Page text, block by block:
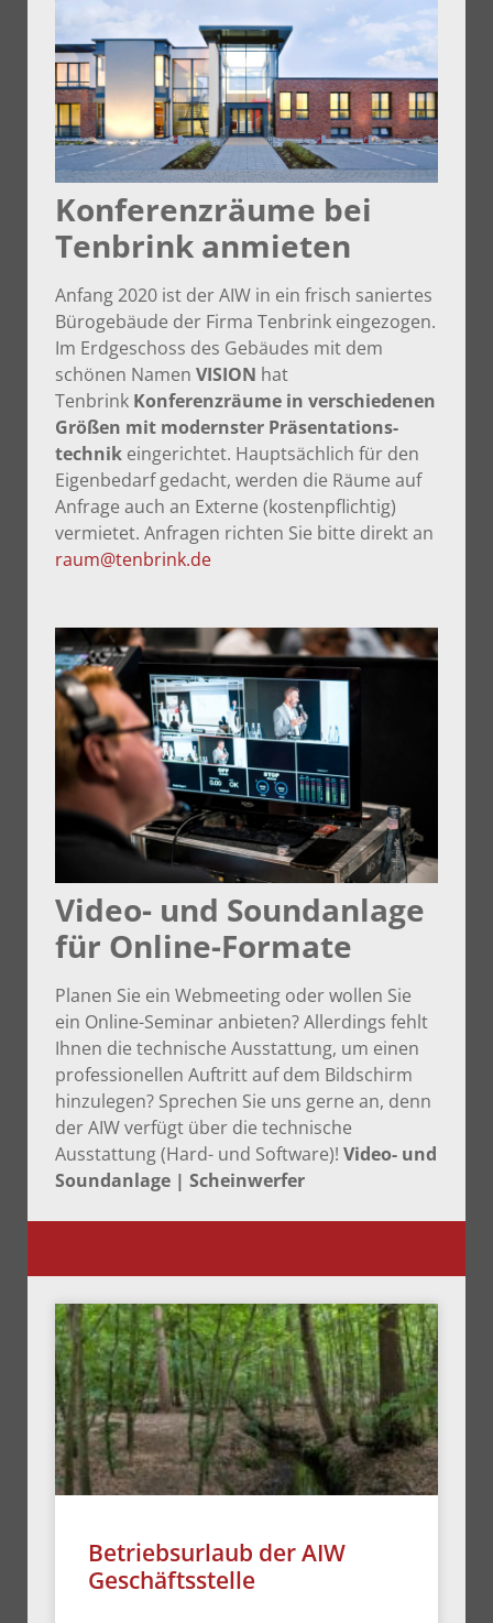
Konferenzräume bei
Tenbrink anmieten
Anfang 2020 ist der AIW in ein frisch saniertes
Bürogebäude der Firma Tenbrink eingezogen.
Im Erdgeschoss des Gebäudes mit dem
schönen Namen VISION hat
Tenbrink Konferenzräume in verschiedenen
Größen mit modernster Präsentations-
technik eingerichtet. Hauptsächlich für den
Eigenbedarf gedacht, werden die Räume auf
Anfrage auch an Externe (kostenpflichtig)
vermietet. Anfragen richten Sie bitte direkt an
raum@tenbrink.de
Video- und Soundanlage
für Online-Formate
Planen Sie ein Webmeeting oder wollen Sie
ein Online-Seminar anbieten? Allerdings fehlt
Ihnen die technische Ausstattung, um einen
professionellen Auftritt auf dem Bildschirm
hinzulegen? Sprechen Sie uns gerne an, denn
der AIW verfügt über die technische
Ausstattung (Hard- und Software)! Video- und
Soundanlage | Scheinwerfer
Betriebsurlaub der AIW
Geschäftsstelle